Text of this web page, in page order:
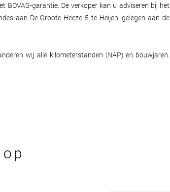
garantie. De verkoper kan u adviseren bij het
aan De Groote Heeze 5 te Heijen, gelegen aan de
wij alle kilometerstanden (NAP) en bouwjaren.